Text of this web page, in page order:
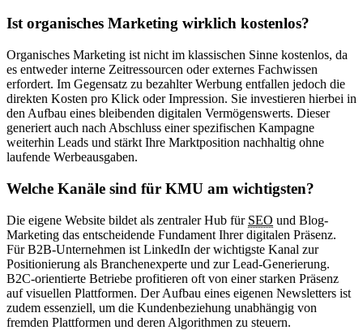
Ist organisches Marketing wirklich kostenlos?
Organisches Marketing ist nicht im klassischen Sinne kostenlos, da
es entweder interne Zeitressourcen oder externes Fachwissen
erfordert. Im Gegensatz zu bezahlter Werbung entfallen jedoch die
direkten Kosten pro Klick oder Impression. Sie investieren hierbei in
den Aufbau eines bleibenden digitalen Vermögenswerts. Dieser
generiert auch nach Abschluss einer spezifischen Kampagne
weiterhin Leads und stärkt Ihre Marktposition nachhaltig ohne
laufende Werbeausgaben.
Welche Kanäle sind für KMU am wichtigsten?
Die eigene Website bildet als zentraler Hub für SEO und Blog-
Marketing das entscheidende Fundament Ihrer digitalen Präsenz.
Für B2B-Unternehmen ist LinkedIn der wichtigste Kanal zur
Positionierung als Branchenexperte und zur Lead-Generierung.
B2C-orientierte Betriebe profitieren oft von einer starken Präsenz
auf visuellen Plattformen. Der Aufbau eines eigenen Newsletters ist
zudem essenziell, um die Kundenbeziehung unabhängig von
fremden Plattformen und deren Algorithmen zu steuern.